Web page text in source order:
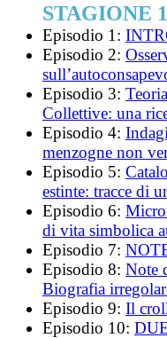
STAGIONE 1
Episodio 1:
Episodio 2:
Episodio 3:
Collettive: una
Episodio 4:
menzogne non
Episodio 5:
estinte: tracce di
Episodio 6:
di vita simbolica
Episodio 7:
Episodio 8: Note
Biografia
Episodio 9: Il
Episodio 10: